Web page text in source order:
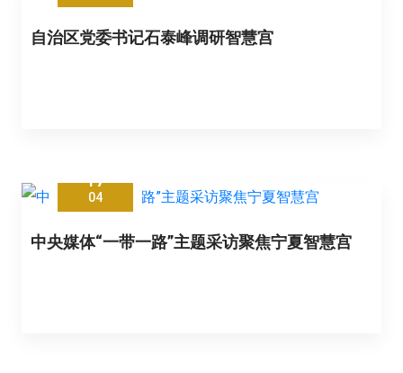
自治区党委书记石泰峰调研智慧宫
17
04
中央媒体“一带一路”主题采访聚焦宁夏智慧宫